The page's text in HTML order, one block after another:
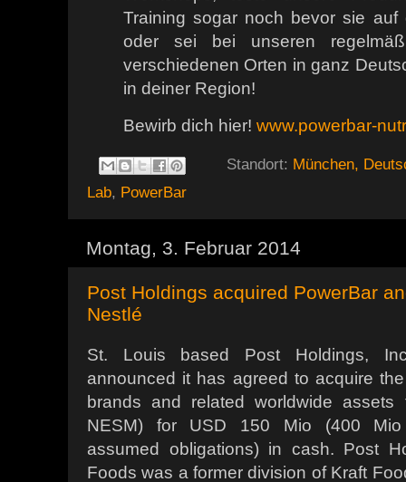
Training sogar noch bevor sie auf
oder sei bei unseren
verschiedenen Orten in ganz
in deiner Region!
Bewirb dich hier! www.powerbar-
Standort: München,
Lab, PowerBar
Montag, 3. Februar 2014
Post Holdings acquired PowerBar
Nestlé
St. Louis based Post Holdings,
announced it has agreed to acquire
brands and related worldwide
NESM) for USD 150 Mio (400 Mio
assumed obligations) in cash. Post
Foods was a former division of Kraft